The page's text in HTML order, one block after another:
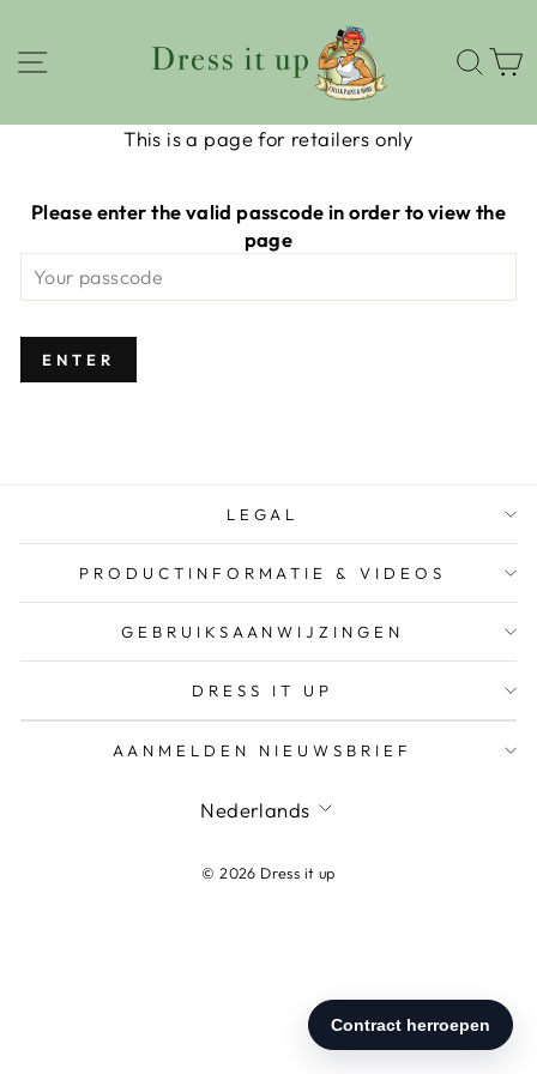
This is a page for retailers only
Please enter the valid passcode in order to view the
page
ENTER
LEGAL
PRODUCTINFORMATIE & VIDEOS
GEBRUIKSAANWIJZINGEN
DRESS IT UP
AANMELDEN NIEUWSBRIEF
Nederlands
© 2026 Dress it up